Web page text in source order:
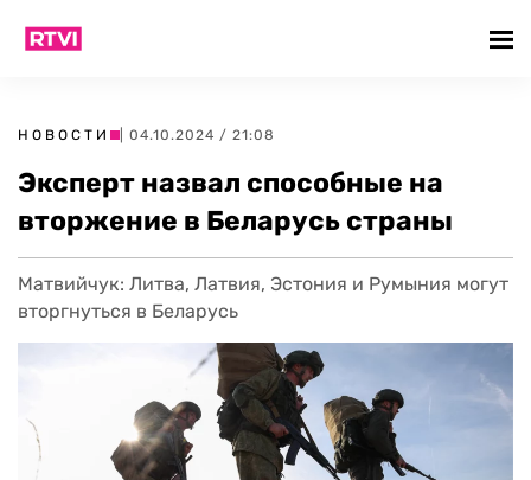
НОВОСТИ | 04.10.2024 / 21:08
Эксперт назвал способные на
вторжение в Беларусь страны
Матвийчук: Литва, Латвия, Эстония и Румыния могут
вторгнуться в Беларусь